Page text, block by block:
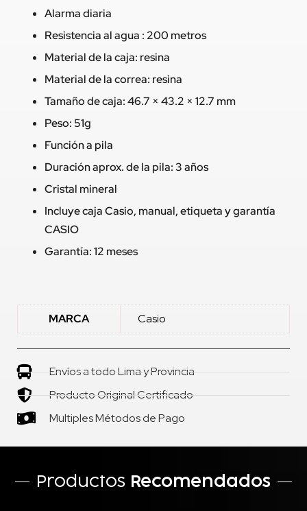
Alarma diaria
Resistencia al agua : 200 metros
Material de la caja: resina
Material de la correa: resina
Tamaño de caja: 46.7 × 43.2 × 12.7 mm
Peso: 51g
Función a pila
Duración aprox. de la pila: 3 años
Cristal mineral
Incluye caja Casio, manual, etiqueta y garantía
CASIO
Garantía: 12 meses
MARCA Casio
Envíos a todo Lima y Provincia
Producto Original Certificado
Multiples Métodos de Pago
Productos Recomendados